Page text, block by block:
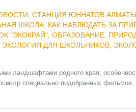
СТАНЦИЯ ЮННАТОВ АЛМАТЫ
ШКОЛА, КАК НАБЛЮДАТЬ ЗА
"ЭКОКРАЙ", ОБРАЗОВАНИЕ,
ЭКОЛОГИЯ ДЛЯ ШКОЛЬНИКОВ,
ландшафтами родного края,
специально подобранных фильмов.